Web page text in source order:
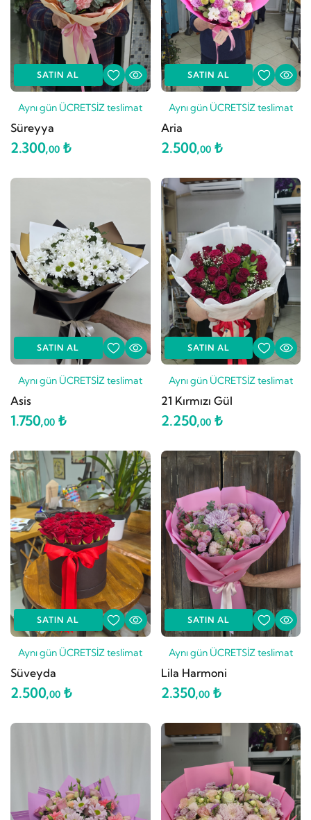
SATIN AL
Aynı gün ÜCRETSİZ teslimat
Süreyya
2.300,00 ₺
SATIN AL
Aynı gün ÜCRETSİZ teslimat
Aria
2.500,00₺
SATIN AL
Aynı gün ÜCRETSİZ teslimat
Asis
1.750,00 ₺
SATIN AL
Aynı gün ÜCRETSİZ teslimat
21 Kırmızı Gül
2.250,00₺
SATIN AL
Aynı gün ÜCRETSİZ teslimat
Süveyda
2.500,00 ₺
SATIN AL
Aynı gün ÜCRETSİZ teslimat
Lila Harmoni
2.350,00₺